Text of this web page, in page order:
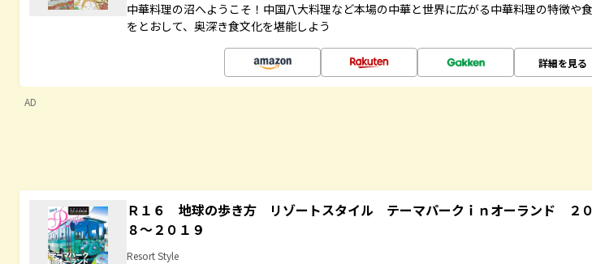
中華料理の沼へようこそ！中国八大料理など本場の中華と世界に広がる中華料理の特徴や
をとおして、奥深き食文化を堪能しよう
詳細を見る
AD
Ｒ１６ 地球の歩き方 リゾートスタイル テーマパークｉｎオーランド ２
８～２０１９
Resort Style